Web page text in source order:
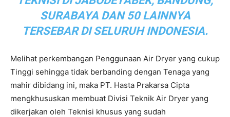
SURABAYA DAN 50 LAINNYA
TERSEBAR DI SELURUH INDONESIA.
Melihat perkembangan Penggunaan Air Dryer yang cukup
Tinggi sehingga tidak berbanding dengan Tenaga yang
mahir dibidang ini, maka PT. Hasta Prakarsa Cipta
mengkhususkan membuat Divisi Teknik Air Dryer yang
dikerjakan oleh Teknisi khusus yang sudah